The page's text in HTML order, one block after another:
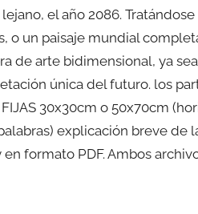
el año 2086.
o un paisaje mundial
de arte bidimensional, ya
única del futuro. los
30x30cm o 50x70cm
explicación breve de
formato PDF. Ambos